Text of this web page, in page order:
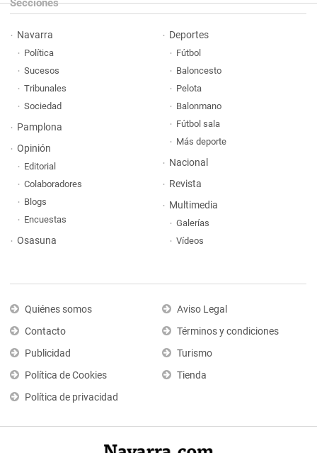
Secciones
Navarra
Política
Sucesos
Tribunales
Sociedad
Pamplona
Opinión
Editorial
Colaboradores
Blogs
Encuestas
Osasuna
Deportes
Fútbol
Baloncesto
Pelota
Balonmano
Fútbol sala
Más deporte
Nacional
Revista
Multimedia
Galerías
Vídeos
Quiénes somos
Contacto
Publicidad
Política de Cookies
Política de privacidad
Aviso Legal
Términos y condiciones
Turismo
Tienda